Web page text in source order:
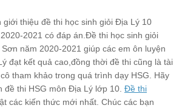
giới thiệu đề thi học sinh giỏi Địa Lý 10
2021 có đáp án.Đề thi học sinh giỏi
năm 2020-2021 giúp các em ôn luyện
đạt kết quả cao,đồng thời đề thi cũng là tài
tham khảo trong quá trình dạy HSG. Hãy
đề thi HSG môn Địa Lý lớp 10. Đề thi
các kiến thức mới nhất. Chúc các bạn